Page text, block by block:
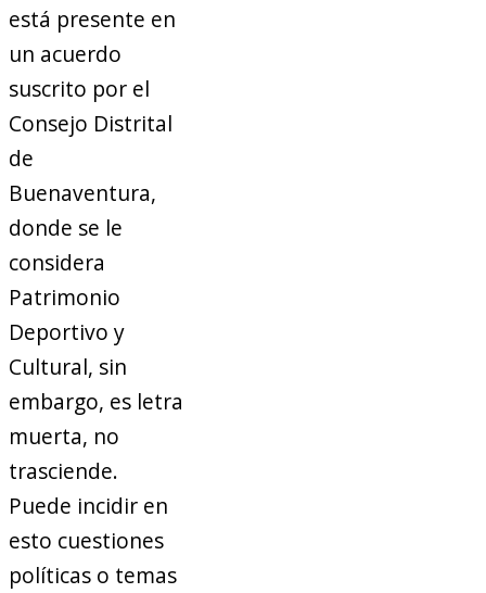
está presente en
un acuerdo
suscrito por el
Consejo Distrital
de
Buenaventura,
donde se le
considera
Patrimonio
Deportivo y
Cultural, sin
embargo, es letra
muerta, no
trasciende.
Puede incidir en
esto cuestiones
políticas o temas